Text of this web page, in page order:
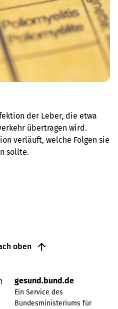
der Leber, die etwa
übertragen wird.
verläuft, welche Folgen sie
sollte.
oben
gesund.bund.de
Ein Service des
Bundesministeriums für